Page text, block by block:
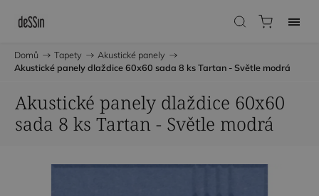
Domů / Tapety / Akustické panely /
Akustické panely dlaždice 60x60 sada 8 ks Tartan - Světle modrá
Akustické panely dlaždice 60x60
sada 8 ks Tartan - Světle modrá